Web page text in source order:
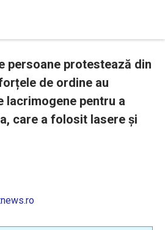
persoane protestează din
de ordine au
lacrimogene pentru a
care a folosit lasere și